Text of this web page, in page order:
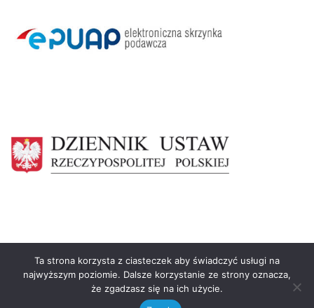
Ta strona korzysta z ciasteczek aby świadczyć usługi na
najwyższym poziomie. Dalsze korzystanie ze strony oznacza,
że zgadzasz się na ich użycie.